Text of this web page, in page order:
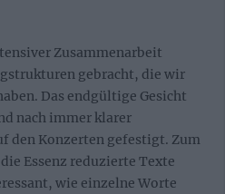
Zusammenarbeit
gebracht, die wir
Das endgültige Gesicht
nach immer klarer
den Konzerten gefestigt. Zum
Essenz reduzierte Texte
wie einzelne Worte